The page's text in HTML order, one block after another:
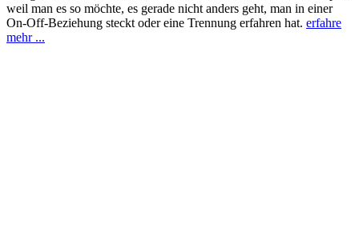
weil man es so möchte, es gerade nicht anders geht, man in einer
On-Off-Beziehung steckt oder eine Trennung erfahren hat. erfahre
mehr ...